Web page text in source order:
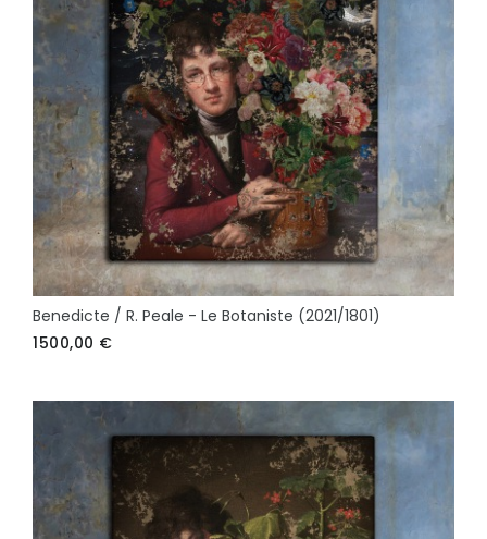
Benedicte / R. Peale - Le Botaniste (2021/1801)
1500,00 €